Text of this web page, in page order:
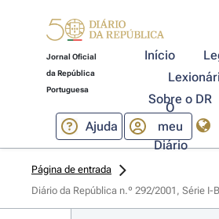
Jornal Oficial
da República
Portuguesa
Início
Sobre o DR
Ajuda
O
meu
Diário
Página de entrada
Diário da República n.º 292/2001, Série I-